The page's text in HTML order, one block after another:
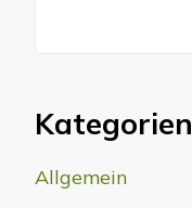
Kategorien
Allgemein